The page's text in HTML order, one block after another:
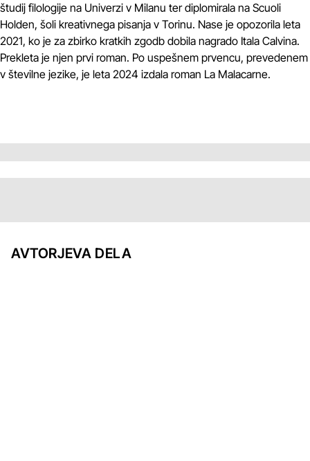
študij filologije na Univerzi v Milanu ter diplomirala na Scuoli
Holden, šoli kreativnega pisanja v Torinu. Nase je opozorila leta
2021, ko je za zbirko kratkih zgodb dobila nagrado Itala Calvina.
Prekleta je njen prvi roman. Po uspešnem prvencu, prevedenem
v številne jezike, je leta 2024 izdala roman La Malacarne.
AVTORJEVA DELA